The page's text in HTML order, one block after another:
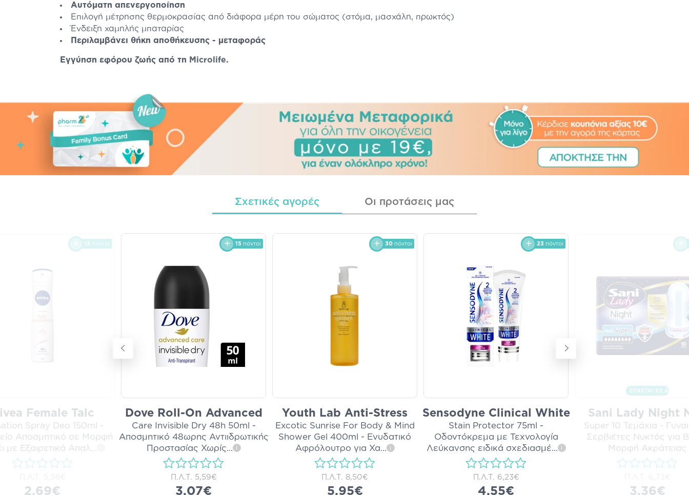
Αυτόματη απενεργοποίηση
Επιλογή μέτρησης θερμοκρασίας από διάφορα μέρη του σώματος (στόμα, μασχάλη, πρωκτός)
Ένδειξη χαμηλής μπαταρίας
Περιλαμβάνει θήκη αποθήκευσης - μεταφοράς
Εγγύηση εφόρου ζωής από τη Microlife.
Σχετικές αγορές Οι προτάσεις μας
13 πόντοι
Female Talc
Spray Deo 150ml -
Αποσμητικό σε Μορφή
με Εξαιρετικά Απαλ
2,69€
15 πόντοι
Dove Roll-On Advanced
Care Invisible Dry 48h 50ml -
Αποσμητικό 48ωρης Αντιιδρωτικής
Προστασίας Χωρίς... i
Π.Λ.Τ. 5,59€
3,07€
30 πόντοι
Youth Lab Anti-Stress
Excotic Sunrise For Body & Mind
Shower Gel 400ml - Ενυδατικό
Αφρόλουτρο για Χα... i
Π.Λ.Τ. 8,50€
5,95€
23 πόντοι
Sensodyne Clinical White
Stain Protector 75ml -
Οδοντόκρεμα με Τεχνολογία
Λεύκανσης ειδικά σχεδιασμέ... i
Π.Λ.Τ. 6,23€
4,55€
ΕΡΧΕΤΑΙ ΣΕ
Sani Lady Night
Super 10 Τεμάχια -
Σερβιέτες Νυκτός για
Μορφή Ακράτειας
3,36€